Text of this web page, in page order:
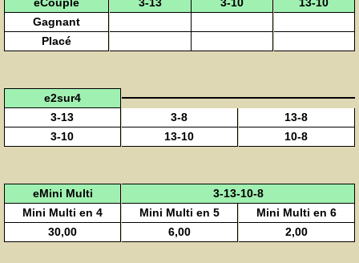
Gagnant
Placé
e2sur4
3-13
3-8
13-8
3-10
13-10 10-8
eMini Multi
3-13-10-8
Mini Multi en 4
Mini Multi en 5
Mini Multi en 6
30,00
6,00 2,00